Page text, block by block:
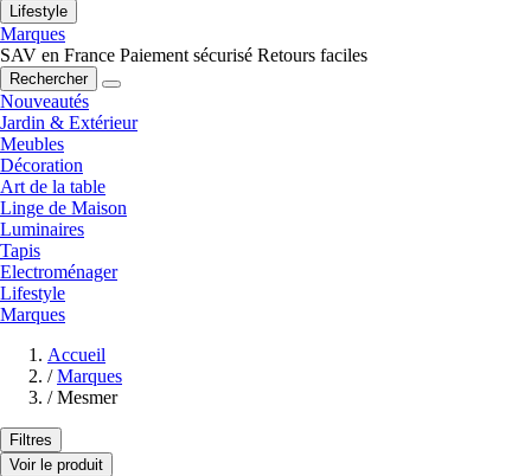
Lifestyle
Marques
SAV en France Paiement sécurisé Retours faciles
Rechercher
Nouveautés
Jardin & Extérieur
Meubles
Décoration
Art de la table
Linge de Maison
Luminaires
Tapis
Electroménager
Lifestyle
Marques
Accueil
/ Marques
/ Mesmer
Filtres
Voir le produit